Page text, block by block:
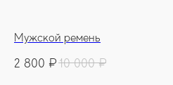
Мужской ремень
2 800 ₽ 10 000 ₽